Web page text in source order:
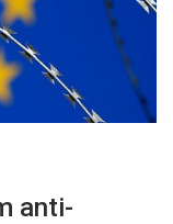
anti-